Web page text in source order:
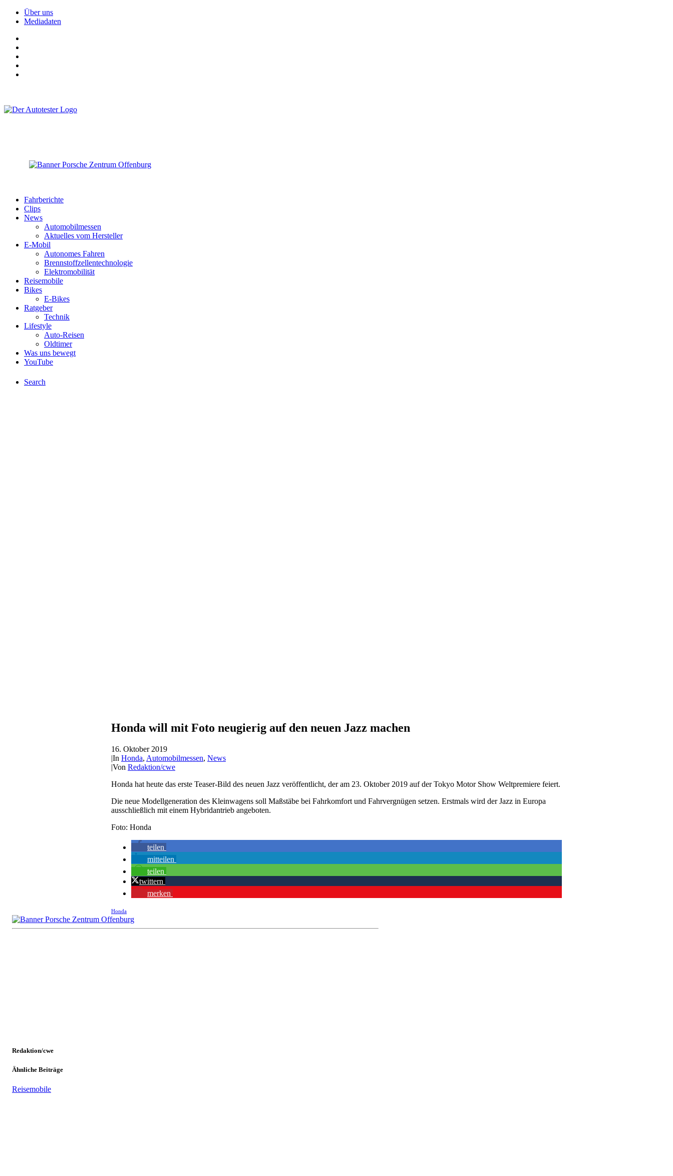
Über uns
Mediadaten
Fahrberichte
Clips
News
Automobilmessen
Aktuelles vom Hersteller
E-Mobil
Autonomes Fahren
Brennstoffzellentechnologie
Elektromobilität
Reisemobile
Bikes
E-Bikes
Ratgeber
Technik
Lifestyle
Auto-Reisen
Oldtimer
Was uns bewegt
YouTube
Search
Honda will mit Foto neugierig auf den neuen Jazz machen
16. Oktober 2019
|In Honda, Automobilmessen, News
|Von Redaktion/cwe
Honda hat heute das erste Teaser-Bild des neuen Jazz veröffentlicht, der am 23. Oktober 2019 auf der Tokyo Motor Show Weltpremiere feiert.
Die neue Modellgeneration des Kleinwagens soll Maßstäbe bei Fahrkomfort und Fahrvergnügen setzen. Erstmals wird der Jazz in Europa
ausschließlich mit einem Hybridantrieb angeboten.
Foto: Honda
teilen
mitteilen
teilen
twittern
merken
Honda
Redaktion/cwe
Ähnliche Beiträge
Reisemobile